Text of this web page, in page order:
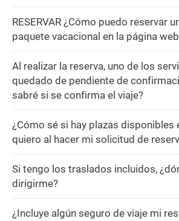
RESERVAR ¿Cómo puedo reservar
paquete vacacional en la página
Al realizar la reserva, uno de los
quedado de pendiente de
sabré si se confirma el viaje?
¿Cómo sé si hay plazas disponibles
quiero al hacer mi solicitud de
Si tengo los traslados incluidos,
dirigirme?
¿Incluye algún seguro de viaje mi